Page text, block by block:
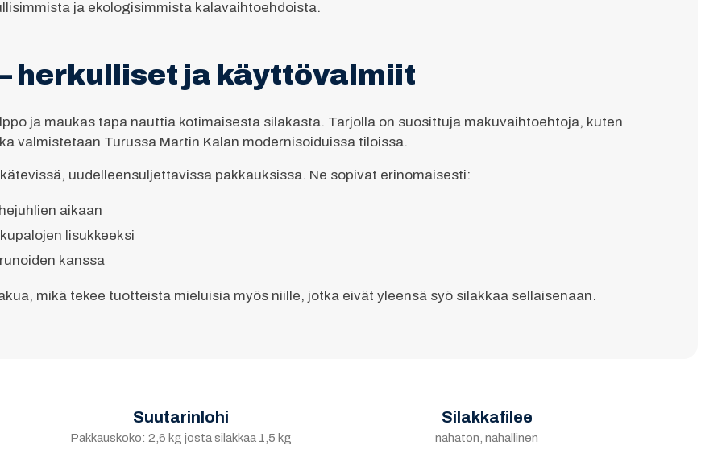
ja ekologisimmista kalavaihtoehdoista.
herkulliset ja käyttövalmiit
ja maukas tapa nauttia kotimaisesta silakasta. Tarjolla on suosittuja makuvaihtoehtoja, kuten
valmistetaan Turussa Martin Kalan modernisoiduissa tiloissa.
uudelleensuljettavissa pakkauksissa. Ne sopivat erinomaisesti:
aikaan
lisukkeeksi
kanssa
mikä tekee tuotteista mieluisia myös niille, jotka eivät yleensä syö silakkaa sellaisenaan.
Suutarinlohi
Pakkauskoko: 2,6 kg josta silakkaa 1,5 kg
Silakkafilee
nahaton, nahallinen